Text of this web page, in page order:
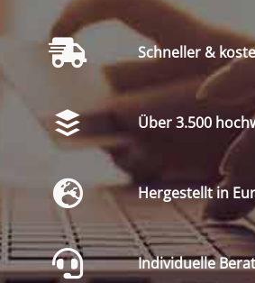
Schneller &
Über 3.500
Hergestellt in
Individuelle